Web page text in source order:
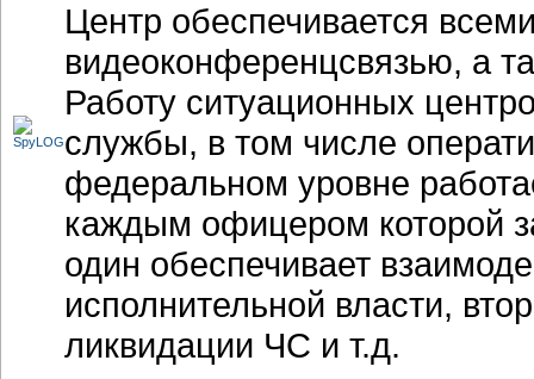
Центр обеспечивается
видеоконференцсвязью, а
Работу ситуационных
службы, в том числе
федеральном уровне
каждым офицером которой
один обеспечивает
исполнительной власти,
ликвидации ЧС и т.д.